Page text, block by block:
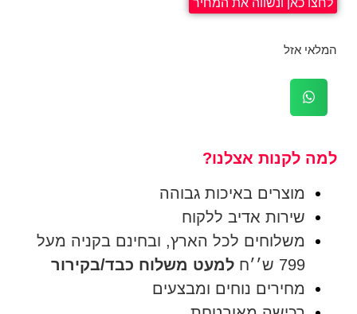
לחצו כאן ונשווה את המחיר
המלאי אזל
למה לקנות אצלנו?
מוצרים באיכות גבוהה
שירות אדיב ללקוח
משלוחים לכל הארץ, ובחינם בקניה מעל
799 ש׳׳ח
למעט משלוח כבד/בקירור
מחירים נוחים ומבצעים